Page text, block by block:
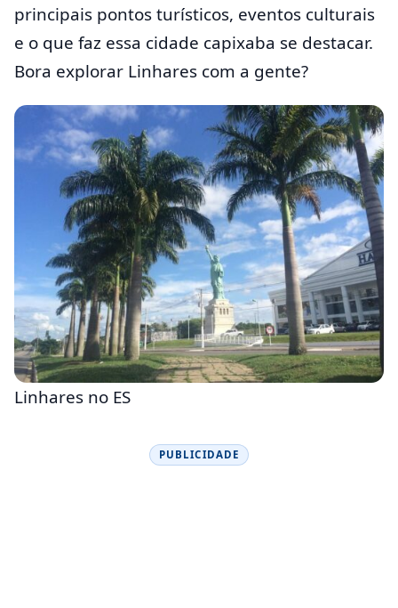
principais pontos turísticos, eventos culturais
e o que faz essa cidade capixaba se destacar.
Bora explorar Linhares com a gente?
Linhares no ES
PUBLICIDADE